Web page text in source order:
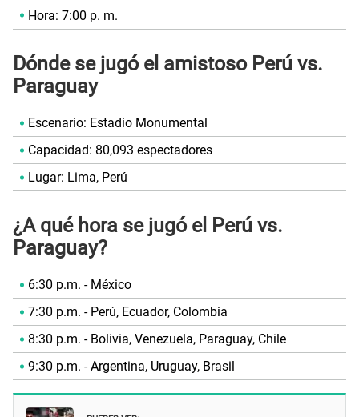
Hora: 7:00 p. m.
Dónde se jugó el amistoso Perú vs.
Paraguay
Escenario: Estadio Monumental
Capacidad: 80,093 espectadores
Lugar: Lima, Perú
¿A qué hora se jugó el Perú vs.
Paraguay?
6:30 p.m. - México
7:30 p.m. - Perú, Ecuador, Colombia
8:30 p.m. - Bolivia, Venezuela, Paraguay, Chile
9:30 p.m. - Argentina, Uruguay, Brasil